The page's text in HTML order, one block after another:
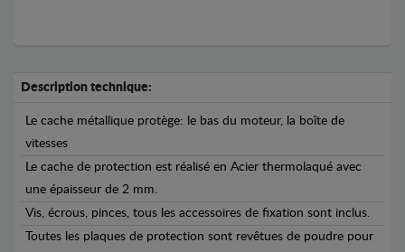
Description technique:
Le cache métallique protège: le bas du moteur, la boîte de
vitesses
Le cache de protection est réalisé en Acier thermolaqué avec
une épaisseur de 2 mm.
Vis, écrous, pinces, tous les accessoires de fixation sont inclus.
Toutes les plaques de protection sont revêtues de poudre pour